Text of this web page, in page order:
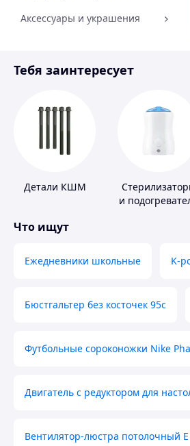
Аксессуары и украшения
Спорт и отдых
Тебя заинтересует
Детали КШМ
и
Что ищут
Ежедневники школьные K-
Бюстгальтер без косточек 95с
Футбольные сороконожки Nike
Двигатель с редуктором для
Вентилятор-люстра потолочный